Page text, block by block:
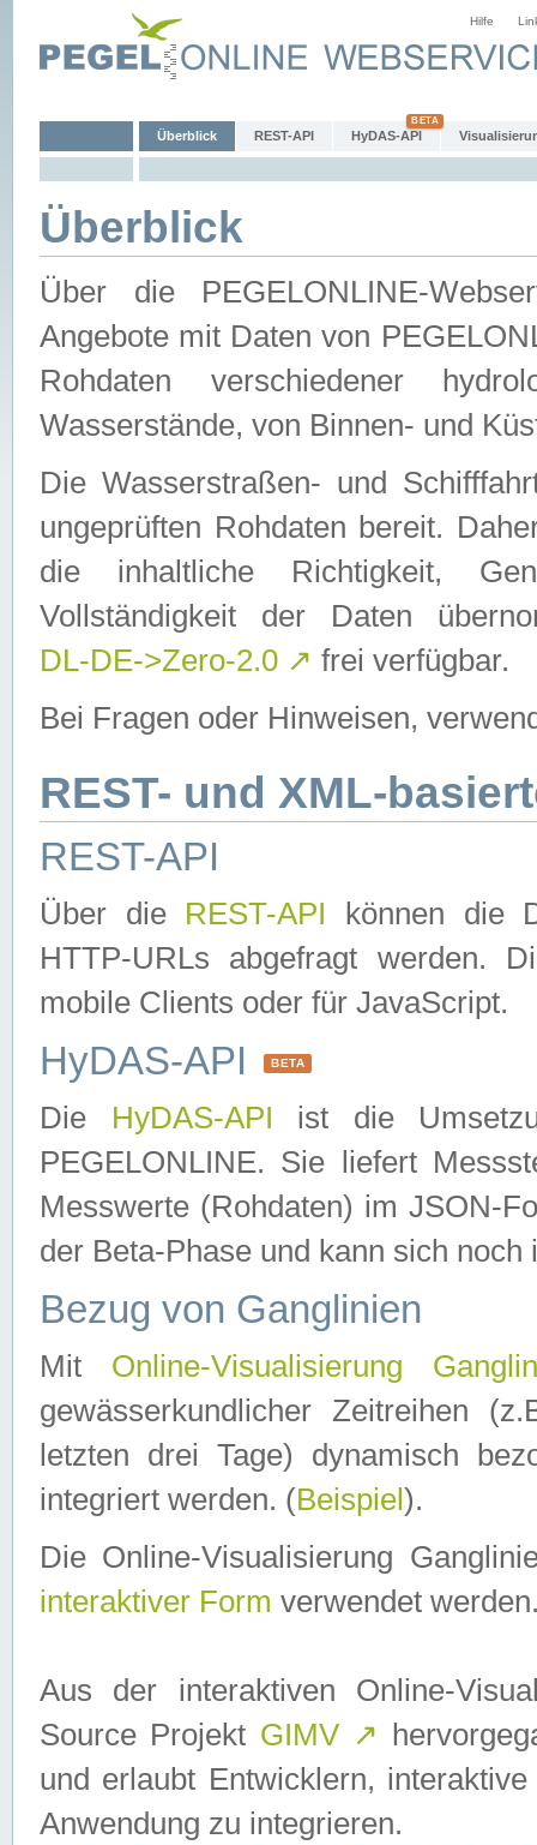
Hilfe
Überblick REST-API HyDAS-API
Überblick
Über die PEGELONLINE-
Angebote mit Daten von
Rohdaten verschiedener
Wasserstände, von Binnen- und
Die Wasserstraßen- und
ungeprüften Rohdaten bereit.
die inhaltliche Richtigkeit,
Vollständigkeit der Daten
DL-DE->Zero-2.0 ↗ frei verfügbar.
Bei Fragen oder Hinweisen,
REST- und XML-
REST-API
Über die REST-API können die
HTTP-URLs abgefragt werden.
mobile Clients oder für JavaScript.
HyDAS-API BETA
Die HyDAS-API ist die
PEGELONLINE. Sie liefert
Messwerte (Rohdaten) im JSON-
der Beta-Phase und kann sich noch
Bezug von Ganglinien
Mit Online-Visualisierung
gewässerkundlicher Zeitreihen
letzten drei Tage) dynamisch
integriert werden. (Beispiel ).
Die Online-Visualisierung
interaktiver Form verwendet
Aus der interaktiven Online-
Source Projekt GIMV ↗
und erlaubt Entwicklern,
Anwendung zu integrieren.